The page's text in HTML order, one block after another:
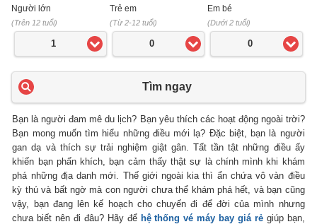
Người lớn
(Trên 12 tuổi)
1
Trẻ em
(Từ 2-12 tuổi)
0
Em bé
(Dưới 2 tuổi)
0
Tìm ngay
Bạn là người đam mê du lịch? Bạn yêu thích các hoạt động ngoài trời?
Bạn mong muốn tìm hiểu những điều mới lạ? Đặc biệt, bạn là người
gan dạ và thích sự trải nghiệm giật gân. Tất tần tật những điều ấy
khiến bạn phấn khích, bạn cảm thấy thật sự là chính mình khi khám
phá những địa danh mới. Thế giới ngoài kia thì ẩn chứa vô vàn điều
kỳ thú và bất ngờ mà con người chưa thể khám phá hết, và bạn cũng
vậy, bạn đang lên kế hoạch cho chuyến đi để đời của mình nhưng
chưa biết nên đi đâu? Hãy đểhệ thống vé máy bay giá rẻgiúp bạn,